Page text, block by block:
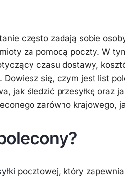
często zadają sobie
za pomocą poczty. W
czasu dostawy,
Dowiesz się, czym jest list
jak śledzić przesyłkę oraz
zarówno krajowego,
pocztowej, który